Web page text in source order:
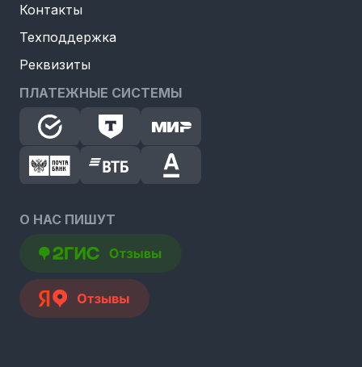
Контакты
Техподдержка
Реквизиты
ПЛАТЕЖНЫЕ СИСТЕМЫ
О НАС ПИШУТ